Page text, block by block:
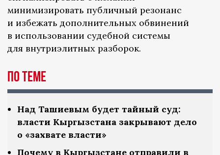
минимизировать публичный резонанс
и избежать дополнительных обвинений
в использовании судебной системы
для внутриэлитных разборок.
По теме
Над Ташиевым будет тайный суд:
власти Кыргызстана закрывают дело
о «захвате власти»
Почему в Кыргызстане отправили в